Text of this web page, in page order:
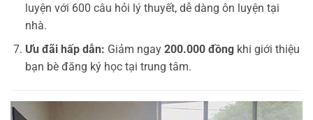
luyện với 600 câu hỏi lý thuyết, dễ dàng ôn luyện tại
nhà.
Ưu đãi hấp dẫn: Giảm ngay 200.000 đồngkhi giới thiệu
bạn bè đăng ký học tại trung tâm.